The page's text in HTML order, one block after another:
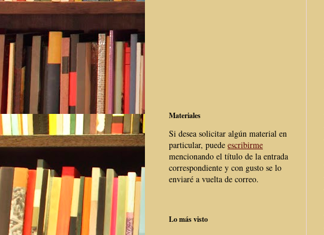
Materiales
Si desea solicitar algún material en
particular, puede escribirme
mencionando el título de la entrada
correspondiente y con gusto se lo
enviaré a vuelta de correo.
Lo más visto